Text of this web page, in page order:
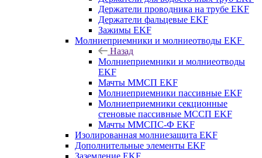
Держатели проводника на трубе EKF
Держатели фальцевые EKF
Зажимы EKF
Молниеприемники и молниеотводы EKF
Назад
Молниеприемники и молниеотводы
EKF
Мачты ММСП EKF
Молниеприемники пассивные EKF
Молниеприемники секционные
стеновые пассивные МССП EKF
Мачты ММСПС-Ф EKF
Изолированная молниезащита EKF
Дополнительные элементы EKF
Заземление EKF